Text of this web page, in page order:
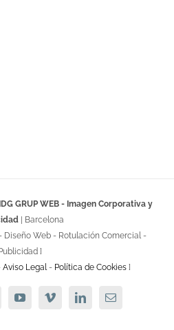
IDG GRUP WEB - Imagen Corporativa y
| Barcelona
Diseño Web - Rotulación Comercial -
]
Aviso Legal - Política de Cookies ]
YouTubeVimeoLinkedinEmail